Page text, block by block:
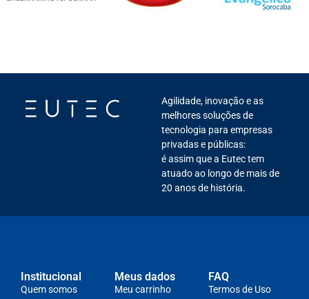
Agilidade, inovação e as
melhores soluções de
tecnologia para empresas
privadas e públicas:
é assim que a Eutec tem
atuado ao longo de mais de
20 anos de história.
Institucional
Quem somos
Meus dados
Meu carrinho
FAQ
Termos de Uso